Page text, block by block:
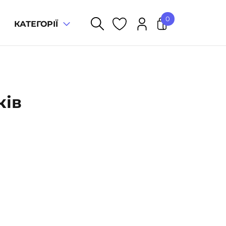
КАТЕГОРІЇ
0
У кошику немає товарів.